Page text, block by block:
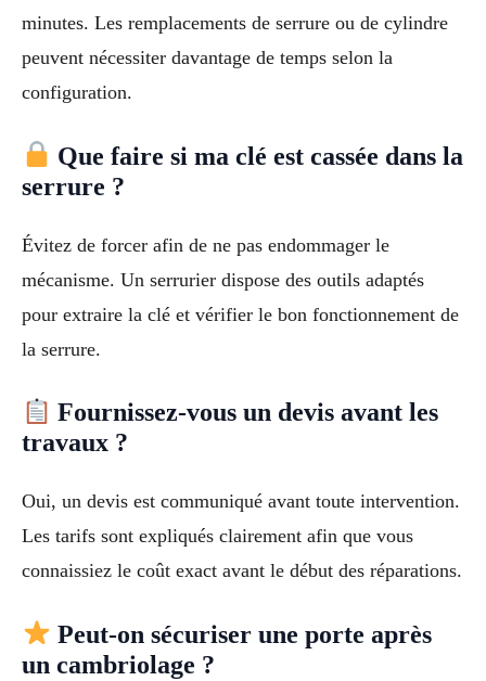
minutes. Les remplacements de serrure ou de cylindre
peuvent nécessiter davantage de temps selon la
configuration.
Que faire si ma clé est cassée dans la
serrure ?
Évitez de forcer afin de ne pas endommager le
mécanisme. Un serrurier dispose des outils adaptés
pour extraire la clé et vérifier le bon fonctionnement de
la serrure.
Fournissez-vous un devis avant les
travaux ?
Oui, un devis est communiqué avant toute intervention.
Les tarifs sont expliqués clairement afin que vous
connaissiez le coût exact avant le début des réparations.
Peut-on sécuriser une porte après
un cambriolage ?